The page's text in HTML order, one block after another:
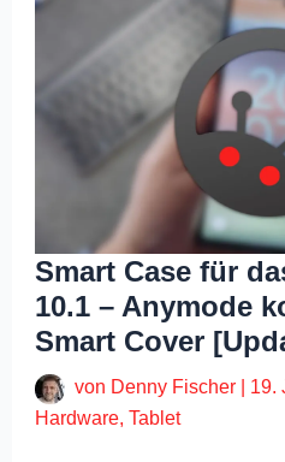
Smart Case für
10.1 – Anymode
Smart Cover
von Denny Fischer 19.
Hardware,Tablet